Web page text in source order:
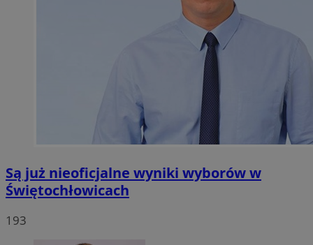
Są już nieoficjalne wyniki wyborów w
Świętochłowicach
193